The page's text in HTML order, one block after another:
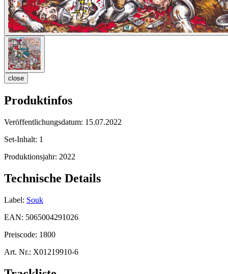
close
Produktinfos
Veröffentlichungsdatum: 15.07.2022
Set-Inhalt: 1
Produktionsjahr: 2022
Technische Details
Label: Souk
EAN: 5065004291026
Preiscode: 1800
Art. Nr.: X01219910-6